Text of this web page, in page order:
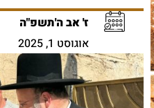
ז' אב ה'תשפ"ה
אוגוסט 1, 2025